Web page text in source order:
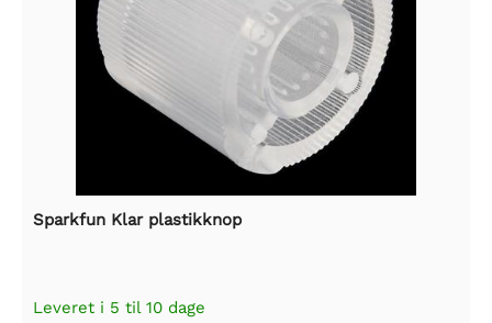
Sparkfun Klar plastikknop
Leveret i 5 til 10 dage